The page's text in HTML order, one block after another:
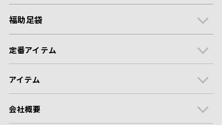
福助足袋
定番アイテム
アイテム
会社概要